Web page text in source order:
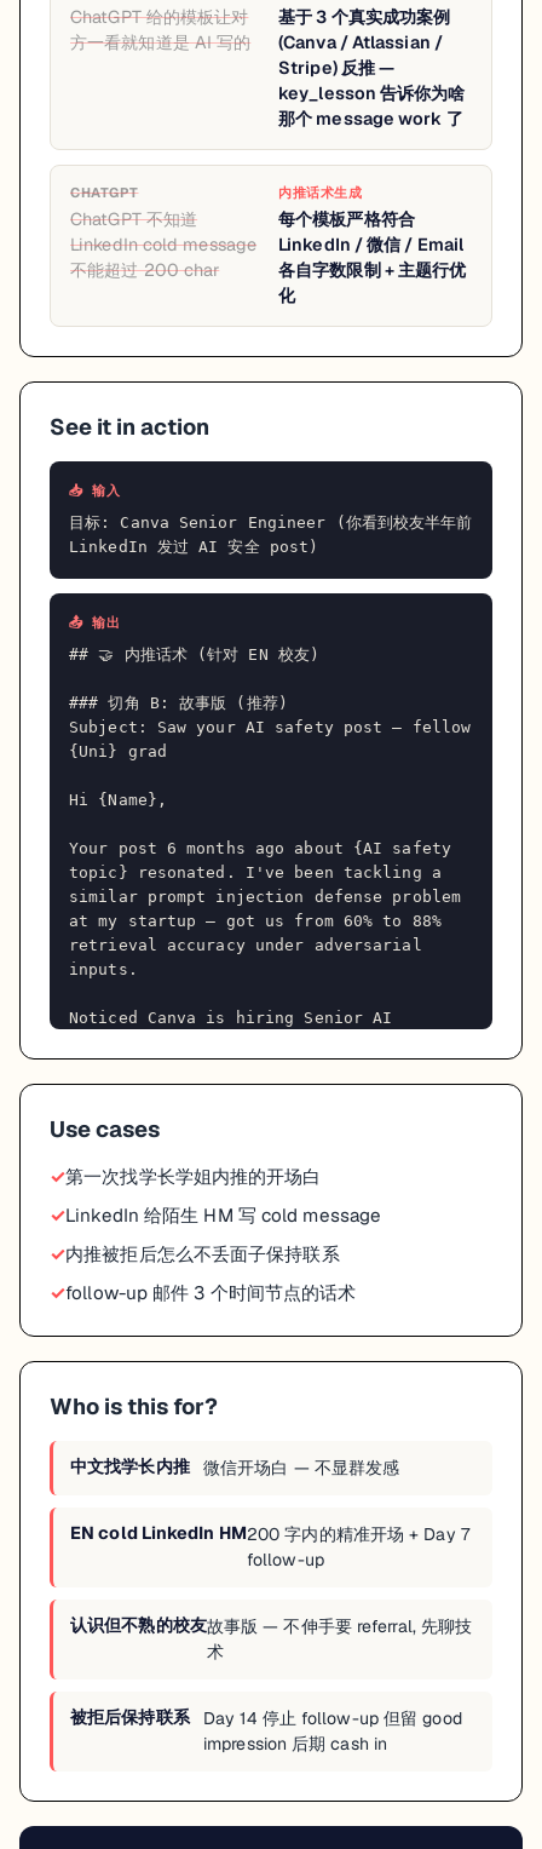
ChatGPT 给的模板让对
方一看就知道是 AI 写的
基于 3 个真实成功案例
(Canva / Atlassian /
Stripe) 反推 —
key_lesson 告诉你为啥
那个 message work 了
CHATGPT
ChatGPT 不知道
LinkedIn cold message
不能超过 200 char
内推话术生成
每个模板严格符合
LinkedIn / 微信 / Email
各自字数限制 + 主题行优
化
See it in action
📥 输入
目标: Canva Senior Engineer (你看到校友半年前
LinkedIn 发过 AI 安全 post)
📤 输出
## 🤝 内推话术 (针对 EN 校友)
### 切角 B: 故事版 (推荐)
Subject: Saw your AI safety post — fellow
{Uni} grad
Hi {Name},
Your post 6 months ago about {AI safety
topic} resonated. I've been tackling a
similar prompt injection defense problem
at my startup — got us from 60% to 88%
retrieval accuracy under adversarial
inputs.
Noticed Canva is hiring Senior AI
approach in detail if useful for the
No pressure if timing isn't right!
Thanks,
### Follow-up 时间表
- Day 3: 不发
- Day 7 (如未回): "Hi {Name}, just bumping
this in case it got buried! Totally
- Day 14: 停止 follow-up
Use cases
第一次找学长学姐内推的开场白
LinkedIn 给陌生 HM 写 cold message
内推被拒后怎么不丢面子保持联系
follow-up 邮件 3 个时间节点的话术
Who is this for?
中文找学长内推 微信开场白 — 不显群发感
EN cold LinkedIn HM200 字内的精准开场 + Day 7
follow-up
认识但不熟的校友故事版 — 不伸手要 referral, 先聊技
术
被拒后保持联系
Day 14 停止 follow-up 但留 good
impression 后期 cash in